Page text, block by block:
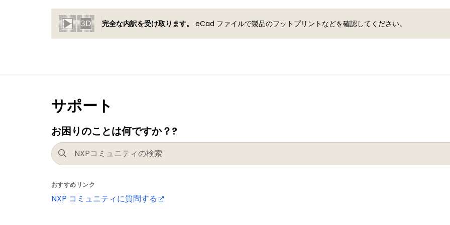
完全な内訳を受け取ります。 eCad ファイルで製品のフットプリントなどを確認してください。
サポート
お困りのことは何ですか？?
おすすめリンク
NXP コミュニティに質問する